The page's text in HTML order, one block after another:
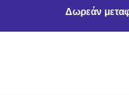
Δωρεάν